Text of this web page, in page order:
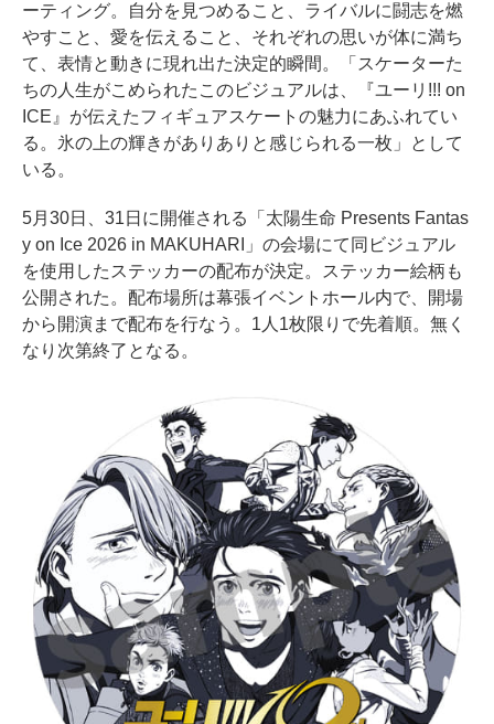
ーティング。自分を見つめること、ライバルに闘志を燃
やすこと、愛を伝えること、それぞれの思いが体に満ち
て、表情と動きに現れ出た決定的瞬間。「スケーターた
ちの人生がこめられたこのビジュアルは、『ユーリ!!! on
ICE』が伝えたフィギュアスケートの魅力にあふれてい
る。氷の上の輝きがありありと感じられる一枚」として
いる。
5月30日、31日に開催される「太陽生命 Presents Fantas
y on Ice 2026 in MAKUHARI」の会場にて同ビジュアル
を使用したステッカーの配布が決定。ステッカー絵柄も
公開された。配布場所は幕張イベントホール内で、開場
から開演まで配布を行なう。1人1枚限りで先着順。無く
なり次第終了となる。